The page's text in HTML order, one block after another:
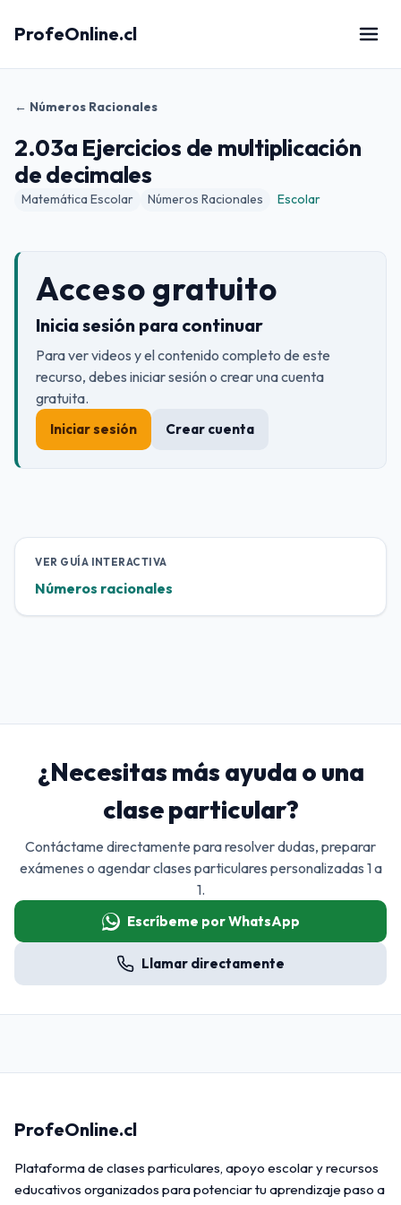
ProfeOnline.cl
← Números Racionales
2.03a Ejercicios de multiplicación
de decimales
Matemática Escolar Números Racionales Escolar
Acceso gratuito
Inicia sesión para continuar
Para ver videos y el contenido completo de este
recurso, debes iniciar sesión o crear una cuenta
gratuita.
Iniciar sesión Crear cuenta
VER GUÍA INTERACTIVA
Números racionales
¿Necesitas más ayuda o una
clase particular?
Contáctame directamente para resolver dudas, preparar
exámenes o agendar clases particulares personalizadas 1 a
1.
Escríbeme por WhatsApp
Llamar directamente
ProfeOnline.cl
Plataforma de clases particulares, apoyo escolar y recursos
educativos organizados para potenciar tu aprendizaje paso a